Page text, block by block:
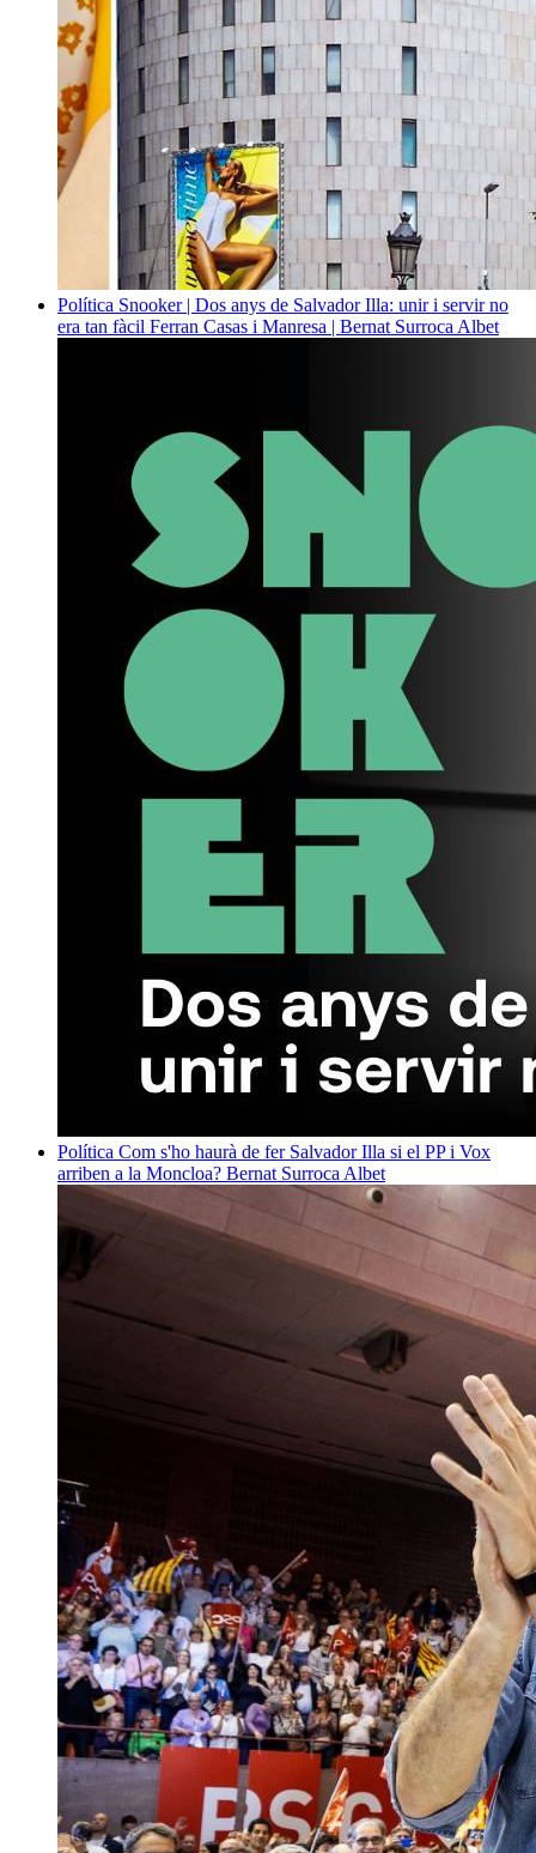
Política Snooker | Dos anys de Salvador Illa: unir i servir no
era tan fàcil Ferran Casas i Manresa | Bernat Surroca Albet
Política Com s'ho haurà de fer Salvador Illa si el PP i Vox
arriben a la Moncloa? Bernat Surroca Albet